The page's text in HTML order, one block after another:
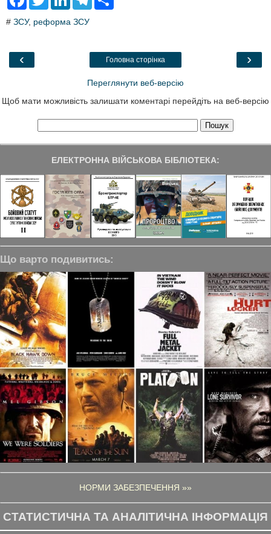
e
o
t
k
a
# ЗСУ, реформа ЗСУ
‹ ›
Головна сторінка
Переглянути веб-версію
Щоб мати можливість залишати коментарі перейдіть на веб-версію
ЕЛЕКТРОННА ВІЙСЬКОВА БІБЛІОТЕКА:
Що варто подивитись:
НОРМИ ЗАБЕЗПЕЧЕННЯ »»
СТАТИСТИЧНА ТА АНАЛІТИЧНА ІНФОРМАЦІЯ